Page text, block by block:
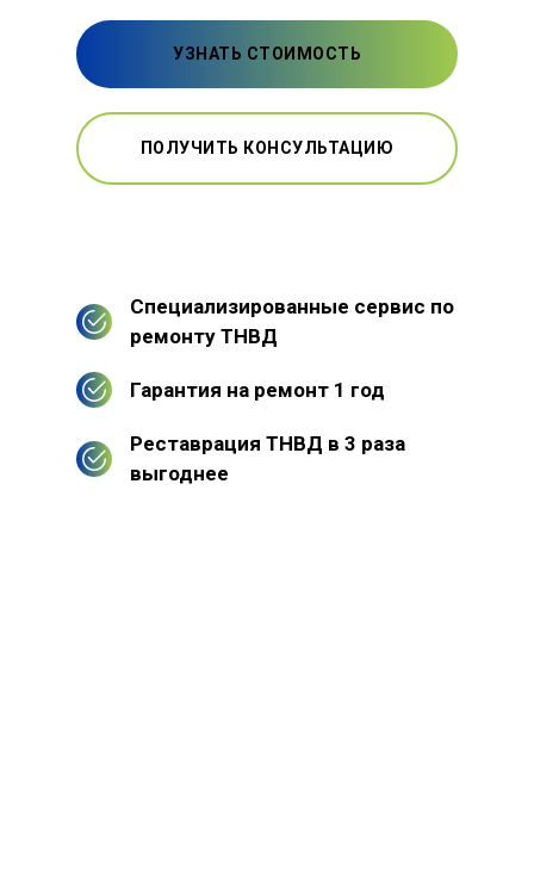
УЗНАТЬ СТОИМОСТЬ
ПОЛУЧИТЬ КОНСУЛЬТАЦИЮ
Специализированные сервис по
ремонту ТНВД
Гарантия на ремонт 1 год
Реставрация ТНВД в 3 раза
выгоднее